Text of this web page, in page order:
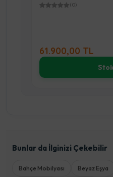
(0)
61.900,00 TL
Bunlar da İlginizi Çekebilir
Bahçe Mobilyası Beyaz Eşya